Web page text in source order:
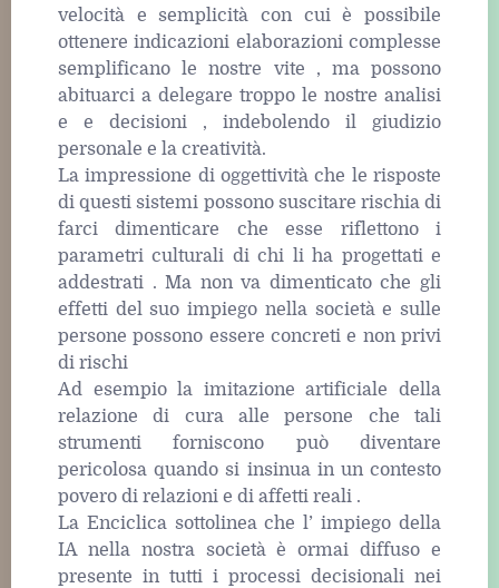
velocità e semplicità con cui è possibile
ottenere indicazioni elaborazioni complesse
semplificano le nostre vite , ma possono
abituarci a delegare troppo le nostre analisi
e e decisioni , indebolendo il giudizio
personale e la creatività.
La impressione di oggettività che le risposte
di questi sistemi possono suscitare rischia di
farci dimenticare che esse riflettono i
parametri culturali di chi li ha progettati e
addestrati . Ma non va dimenticato che gli
effetti del suo impiego nella società e sulle
persone possono essere concreti e non privi
di rischi
Ad esempio la imitazione artificiale della
relazione di cura alle persone che tali
strumenti forniscono può diventare
pericolosa quando si insinua in un contesto
povero di relazioni e di affetti reali .
La Enciclica sottolinea che l’ impiego della
IA nella nostra società è ormai diffuso e
presente in tutti i processi decisionali nei